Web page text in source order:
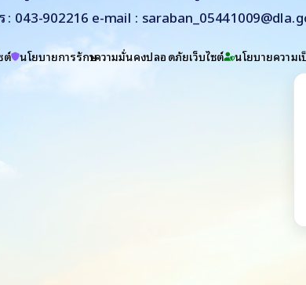
: 043-902216 e-mail :
ต์ นโยบายการรักษาความมั่นคงปลอดภัยเว็บไซต์ นโยบายความ